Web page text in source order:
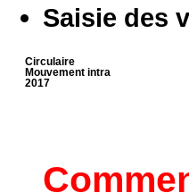
Saisie des
Circulaire
Mouvement intra
2017